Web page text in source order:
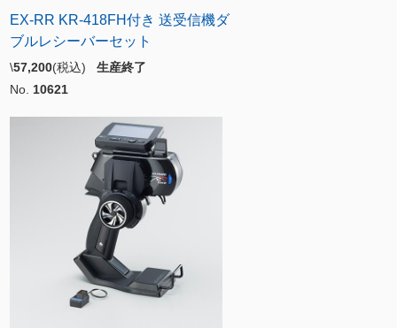
EX-RR KR-418FH付き 送受信機ダ
ブルレシーバーセット
\57,200(税込) 生産終了
No. 10621